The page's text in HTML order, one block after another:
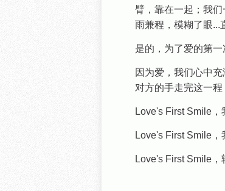
臂，靠在一起；我
雨兼程，模糊了眼...
是的，为了爱的第一
因为爱，我们心中
对方的手走完这一
Love's First Smile
Love's First Smile
Love's First Smile